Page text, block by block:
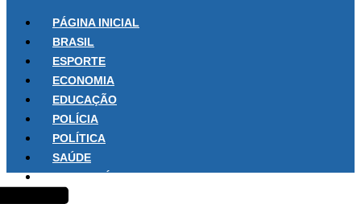
PÁGINA INICIAL
BRASIL
ESPORTE
ECONOMIA
EDUCAÇÃO
POLÍCIA
POLÍTICA
SAÚDE
SOBRE NÓS